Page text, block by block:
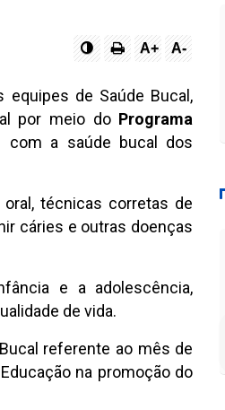
A+ A-
equipes de Saúde Bucal,
por meio do Programa
com a saúde bucal dos
técnicas corretas de
cáries e outras doenças
e a adolescência,
de vida.
referente ao mês de
na promoção do